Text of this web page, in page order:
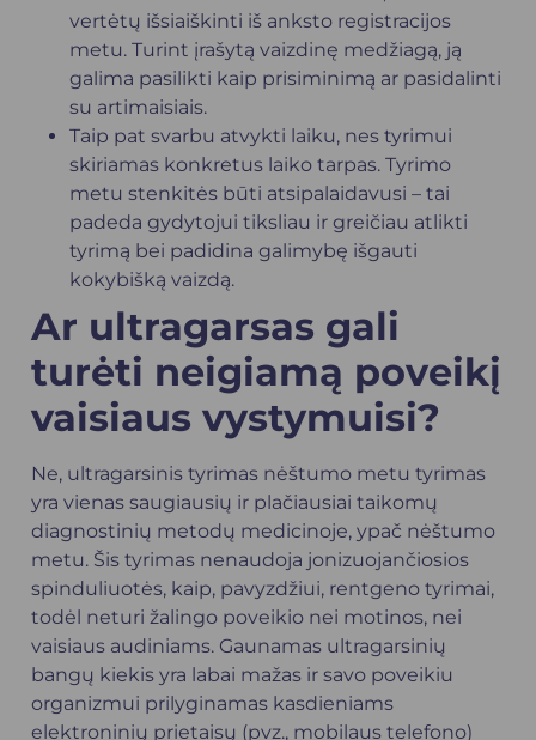
vertėtų išsiaiškinti iš anksto registracijos
metu. Turint įrašytą vaizdinę medžiagą, ją
galima pasilikti kaip prisiminimą ar pasidalinti
su artimaisiais.
Taip pat svarbu atvykti laiku, nes tyrimui
skiriamas konkretus laiko tarpas. Tyrimo
metu stenkitės būti atsipalaidavusi – tai
padeda gydytojui tiksliau ir greičiau atlikti
tyrimą bei padidina galimybę išgauti
kokybišką vaizdą.
Ar ultragarsas gali
turėti neigiamą poveikį
vaisiaus vystymuisi?
Ne, ultragarsinis tyrimas nėštumo metu tyrimas
yra vienas saugiausių ir plačiausiai taikomų
diagnostinių metodų medicinoje, ypač nėštumo
metu. Šis tyrimas nenaudoja jonizuojančiosios
spinduliuotės, kaip, pavyzdžiui, rentgeno tyrimai,
todėl neturi žalingo poveikio nei motinos, nei
vaisiaus audiniams. Gaunamas ultragarsinių
bangų kiekis yra labai mažas ir savo poveikiu
organizmui prilyginamas kasdieniams
elektroninių prietaisų (pvz., mobilaus telefono)